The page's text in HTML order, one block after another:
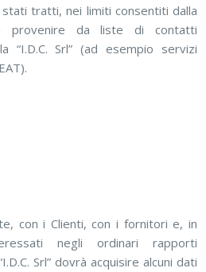
tratti, nei limiti consentiti dalla
provenire da liste di contatti
“I.D.C. Srl” (ad esempio servizi
con i Clienti, con i fornitori e, in
negli ordinari rapporti
Srl” dovrà acquisire alcuni dati